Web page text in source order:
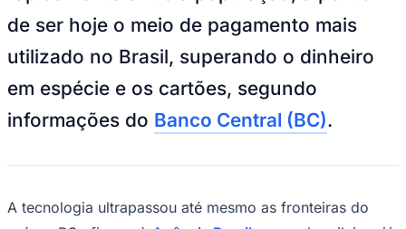
04/10Acompanhar jogos
Newsletter Bom Dia Barueri
Entretenimento Completo
Resultados das Loterias
Esportes ao Vivo
Trânsito em Tempo Real
Clima e Previsão do Tempo
Vagas de Emprego
Portal Pet
Explore Barueri
Guia de Empresas
Publicidade Anuncie Aqui
no exterior